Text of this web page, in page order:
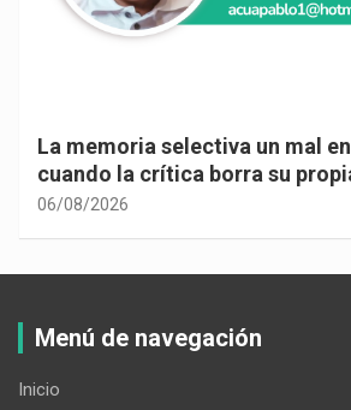
La memoria selectiva un mal
cuando la crítica borra su
06/08/2026
Menú de navegación
Inicio